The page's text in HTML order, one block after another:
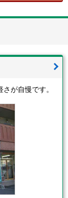
が自慢です。